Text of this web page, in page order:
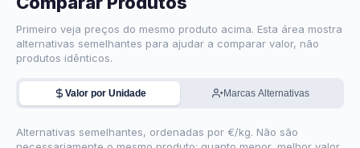
Primeiro veja preços do mesmo produto acima. Esta área mostra
alternativas semelhantes para ajudar a comparar valor, não
produtos idênticos.
Valor por Unidade Marcas Alternativas
Alternativas semelhantes, ordenadas por €/kg. Não são